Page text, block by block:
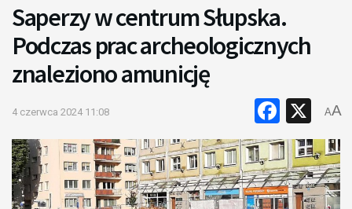
Saperzy w centrum Słupska.
Podczas prac archeologicznych
znaleziono amunicję
4 czerwca 2024 11:08 X
AA